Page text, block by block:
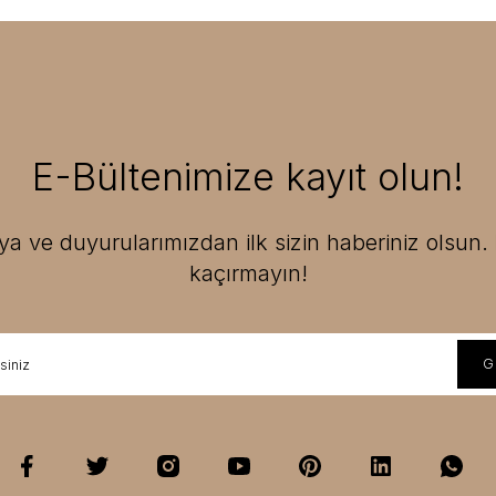
E-Bültenimize kayıt olun!
ve duyurularımızdan ilk sizin haberiniz olsun.
kaçırmayın!